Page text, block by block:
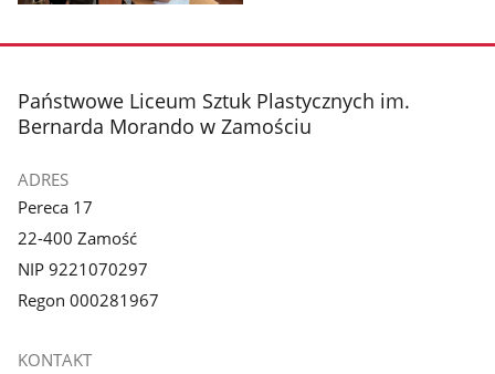
zdjęcie
galerii.
stopka
Państwowe Liceum Sztuk Plastycznych im.
Bernarda Morando w Zamościu
ADRES
Pereca 17
22-400 Zamość
NIP 9221070297
Regon 000281967
KONTAKT